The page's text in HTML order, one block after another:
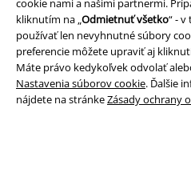
cookie nami a našimi partnermi.
kliknutím na „Odmietnuť všetko“ -
používať len nevyhnutné súbory
preferencie môžete upraviť aj
Máte právo kedykoľvek odvolať
Nastavenia súborov cookie. Ďalšie
nájdete na stránkeZásady ochrany
Informácie o prístupnosti
Nastavenia súborov cookie
Odstúpenie od zmluvy